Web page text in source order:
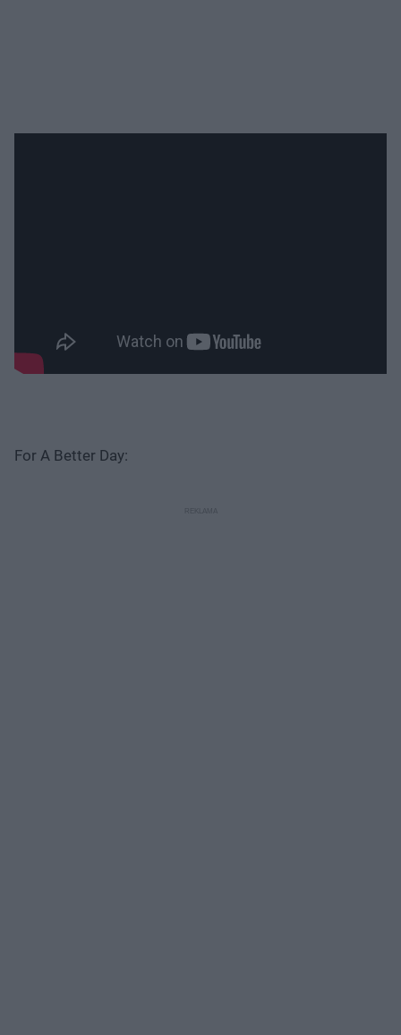
For A Better Day: